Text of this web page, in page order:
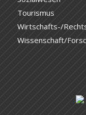
Tourismus
Wirtschafts-/
Wissenschaft/